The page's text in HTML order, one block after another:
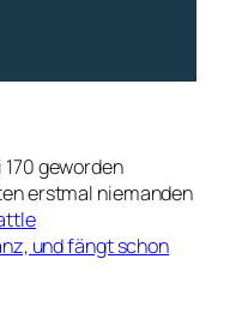
geworden
erstmal niemanden
und fängt schon